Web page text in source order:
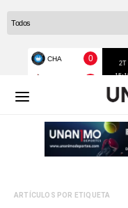
ARTÍCULOS POR ETIQUETA